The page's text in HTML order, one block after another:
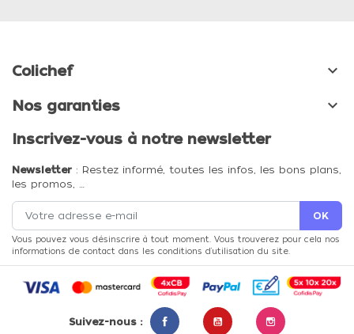
Colichef 
Nos garanties 
Inscrivez-vous à notre newsletter
Newsletter : Restez informé, toutes les infos, les bons plans,
les promos, …
Vous pouvez vous désinscrire à tout moment. Vous trouverez pour cela nos
informations de contact dans les conditions d'utilisation du site.
Suivez-nous :